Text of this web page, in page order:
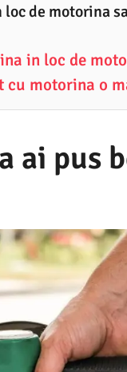
de motorina
in loc de
motorina o
ai pus